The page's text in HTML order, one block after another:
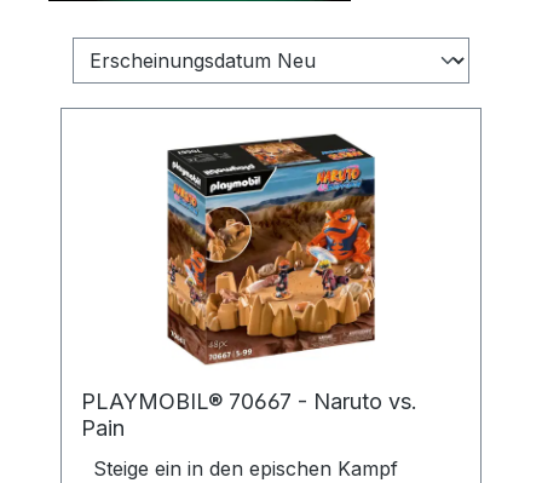
PLAYMOBIL® 70667 - Naruto vs.
Pain
Steige ein in den epischen Kampf